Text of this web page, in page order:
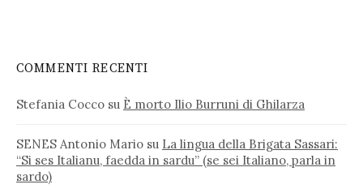
COMMENTI RECENTI
Stefania Cocco su È morto Ilio Burruni di Ghilarza
SENES Antonio Mario su La lingua della Brigata Sassari:
“Si ses Italianu, faedda in sardu” (se sei Italiano, parla in
sardo)